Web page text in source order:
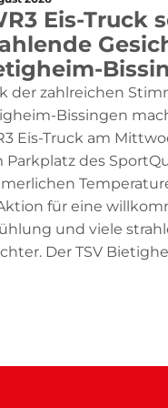
Eis-Truck
der zahlreichen
Bissingen
Eis-Truck am
Parkplatz des
für eine
und viele
Der TSV